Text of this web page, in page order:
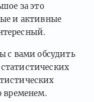
за это
и активные
с вами обсудить
временем.